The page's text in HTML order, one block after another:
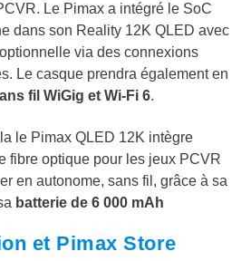
Le Pimax a intégré le SoC
dans son Reality 12K QLED avec
via des connexions
Le casque prendra également en
fil WiGig et Wi-Fi 6.
le Pimax QLED 12K intègre
fibre optique pour les jeux PCVR
en autonome, sans fil, grâce à sa
batterie de 6 000 mAh
et Pimax Store